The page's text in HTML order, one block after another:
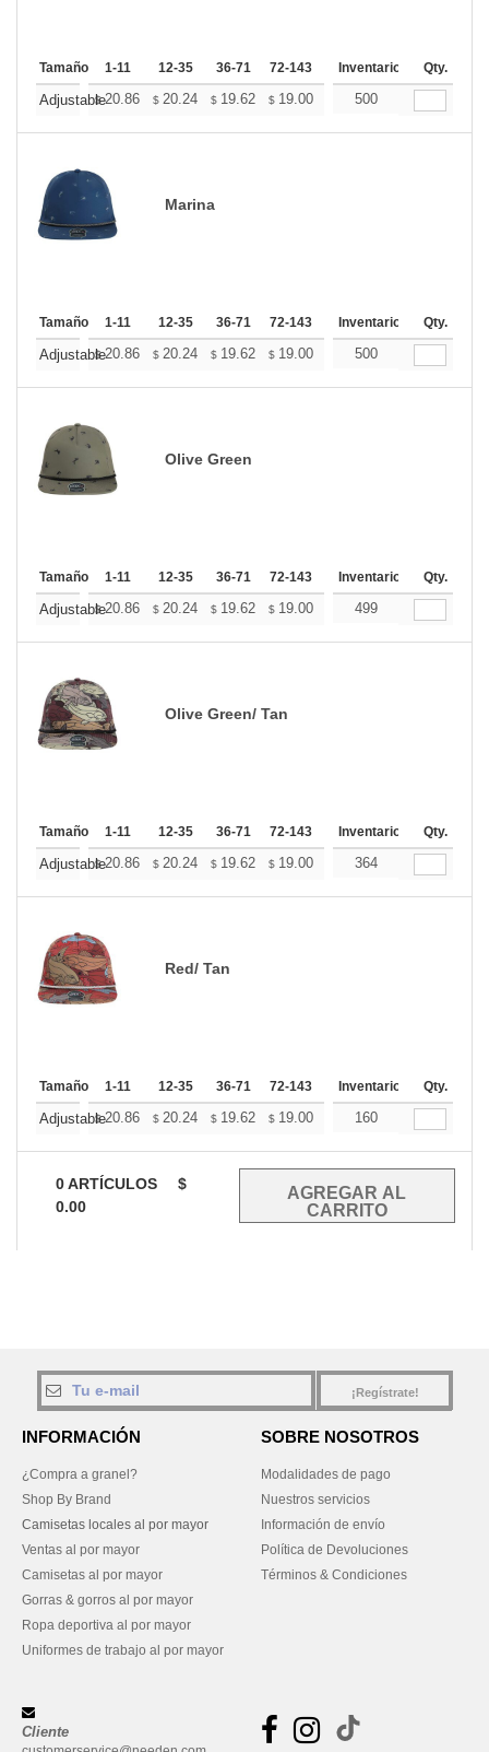
Tamaño 1-11 12-35 36-71 72-143 144-287 288 +
Inventario Qty.
Adjustable
$20.86 $ 20.24 $ 19.62 $ 19.00 18.39
500
Marina
Tamaño 1-11 12-35 36-71 72-143 144-287 288 +
Inventario Qty.
Adjustable
$20.86 $ 20.24 $ 19.62 $ 19.00 18.39
500
Olive Green
Tamaño 1-11 12-35 36-71 72-143 144-287 288 +
Inventario Qty.
Adjustable
$20.86 $ 20.24 $ 19.62 $ 19.00 18.39
499
Olive Green/ Tan
Tamaño 1-11 12-35 36-71 72-143 144-287 288 +
Inventario Qty.
Adjustable
$20.86 $ 20.24 $ 19.62 $ 19.00 18.39
364
Red/ Tan
Tamaño 1-11 12-35 36-71 72-143 144-287 288 +
Inventario Qty.
Adjustable
$20.86 $ 20.24 $ 19.62 $ 19.00 18.39
160
0ARTÍCULOS
$
0.00
¡Regístrate!
INFORMACIÓN
¿Compra a granel?
Shop By Brand
Camisetas locales al por mayor
Ventas al por mayor
Camisetas al por mayor
Gorras & gorros al por mayor
Ropa deportiva al por mayor
Uniformes de trabajo al por mayor
SOBRE NOSOTROS
Modalidades de pago
Nuestros servicios
Información de envío
Política de Devoluciones
Términos & Condiciones
Cliente